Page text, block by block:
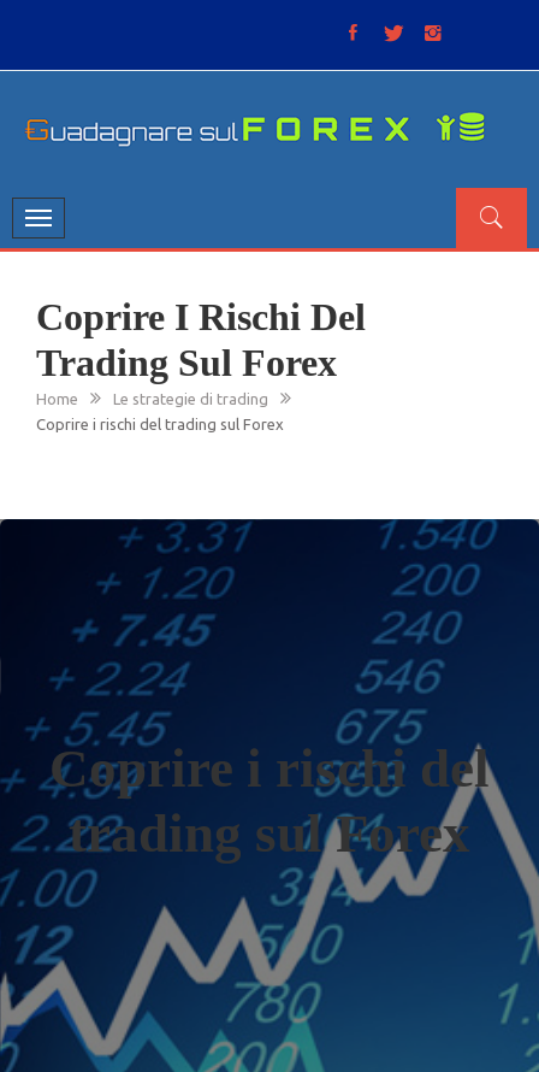
Toggle
navigation
Coprire I Rischi Del
Trading Sul Forex
Home
Le strategie di trading
Coprire i rischi del trading sul Forex
Coprire i rischi del
trading sul Forex